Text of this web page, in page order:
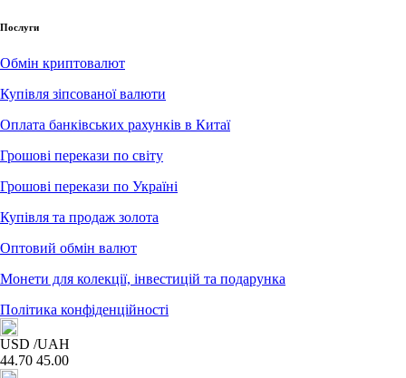
Послуги
Обмін криптовалют
Купівля зіпсованої валюти
Оплата банківських рахунків в Китаї
Грошові перекази по світу
Грошові перекази по Україні
Купівля та продаж золота
Оптовий обмін валют
Монети для колекції, інвестицій та подарунка
Політика конфіденційності
USD /UAH
44.70 45.00